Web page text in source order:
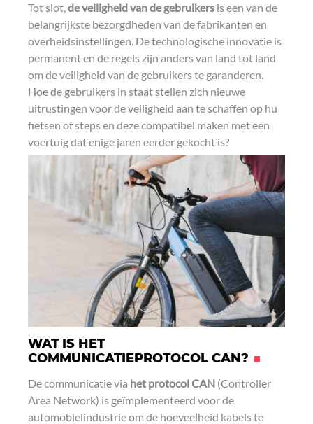
Tot slot,de veiligheid van de gebruikers is een van de
belangrijkste bezorgdheden van de fabrikanten en
overheidsinstellingen. De technologische innovatie is
permanent en de regels zijn anders van land tot land
om de veiligheid van de gebruikers te garanderen.
Hoe de gebruikers in staat stellen zich nieuwe
uitrustingen voor de veiligheid aan te schaffen op hu
fietsen of steps en deze compatibel maken met een
voertuig dat enige jaren eerder gekocht is?
WAT IS HET
COMMUNICATIEPROTOCOL CAN?
De communicatie via het protocol CAN (Controller
Area Network) is geïmplementeerd voor de
automobielindustrie om de hoeveelheid kabels te